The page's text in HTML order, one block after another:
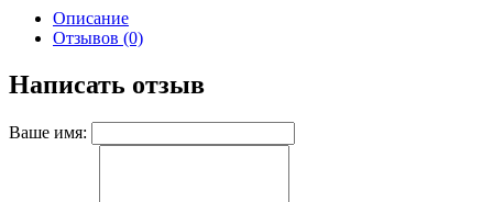
Описание
Отзывов (0)
Написать отзыв
Ваше имя: